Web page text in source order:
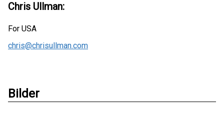
Chris Ullman:
For USA
chris@chrisullman.com
Bilder